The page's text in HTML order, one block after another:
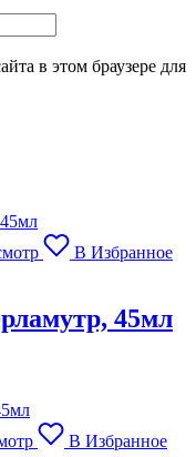
в этом браузере для
В Избранное
45мл
В Избранное